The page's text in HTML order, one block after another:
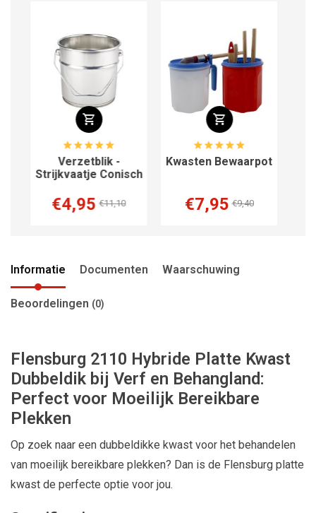
Verzetblik -
Strijkvaatje Conisch
€4,95 €11,10
Kwasten Bewaarpot
€7,95 €9,40
Informatie Documenten Waarschuwing
Beoordelingen (0)
Flensburg 2110 Hybride Platte Kwast
Dubbeldik bij Verf en Behangland:
Perfect voor Moeilijk Bereikbare
Plekken
Op zoek naar een dubbeldikke kwast voor het behandelen
van moeilijk bereikbare plekken? Dan is de Flensburg platte
kwast de perfecte optie voor jou.